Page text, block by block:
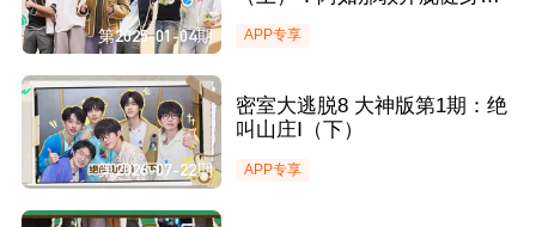
第2025-01-04期
笑料不断
APP专享
第2026-07-22期
密室大逃脱8 大神版第1期：绝
叫山庄Ⅰ（下）
APP专享